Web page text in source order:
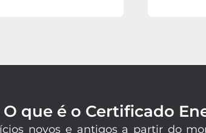
O que é o Certificado
novos e antigos a partir do